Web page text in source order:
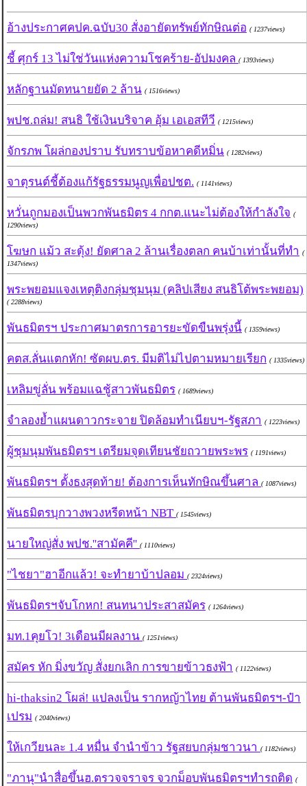
อ้างประกาศคปค.ฉบับ30 สั่งอายัดทรัพย์ทักษิณต่อ ( 1237views)
ชี้ ศุกร์ 13 ไม่ใช่วันแห่งความโชคร้าย-อัปมงคล ( 1393views)
หลักฐานมัดทนายยัด 2 ล้าน ( 1516views)
พปช.ถล่ม! สนธิ ใช้เงินบริจาค อุ้ม เอเอสทีวี ( 1215views)
จักรภพ โผล่กองปราบ รับทราบข้อหาคดีหมิ่น ( 1282views)
จาตุรนต์ชี้ต้องแก้รัฐธรรมนูญเพื่อปชต. ( 1141views)
หวั่นถูกมองเป็นพวกพันธมิตร 4 กกต.แนะไม่ต้องให้กำลังใจ (
1290views)
โฆษก แม้ว สะดุ้ง! ยัดศาล 2 ล้านเรื่องตลก คนบ้าเท่านั้นที่ทำ (
1347views)
พระพยอมแจงเหตุติงกลุ่มชุมนุม (คลิปเสียง สนธิโต้พระพยอม)
( 2288views)
พันธมิตรฯ ประกาศมาตรการอารยะขัดขืนพรุ่งนี้ ( 1359views)
คตส.ลั่นแตกหัก! ซัดผบ.ตร. มีมติไม่ไปตามหมายเรียก ( 1335views)
เหลิมขู่ลั่น พร้อมแฉชู้สาวพันธมิตร ( 1689views)
จำลองย้ำแผนดาวกระจาย ปิดล้อมทำเนียบฯ-รัฐสภา ( 1223views)
ผู้ชุมนุมพันธมิตรฯ เตรียมจุดเทียนชัยถวายพระพร ( 1191views)
พันธมิตรฯ ตั้งธงสุดท้าย! ต้องการเห็นทักษิณขึ้นศาล ( 1087views)
พันธมิตรบุกวางพวงหรีดหน้า NBT ( 1545views)
นายใหญ่สั่ง พปช.''สามัคคี'' ( 1110views)
"ไชยา"ฮาอีกแล้ว! จะทำยาบ้าปลอม ( 2324views)
พันธมิตรฯจับโกหก! สนทนาประสาสมัคร ( 1264views)
มท.1คุยโว! 3เดือนมีผลงาน ( 1251views)
สมัคร หัก มิ่งขวัญ สั่งยกเลิก การขายข้าวธงฟ้า ( 1122views)
hi-thaksin2 โผล่! แปลงเป็น รากหญ้าไทย ต้านพันธมิตรฯ-ป๋า
เปรม ( 2040views)
ให้เกวียนละ 1.4 หมื่น จำนำข้าว รัฐสยบกลุ่มชาวนา ( 1182views)
"ภานุ"นำสื่อขึ้นฮ.ตรวจจราจร จวกม็อบพันธมิตรฯทำรถติด (